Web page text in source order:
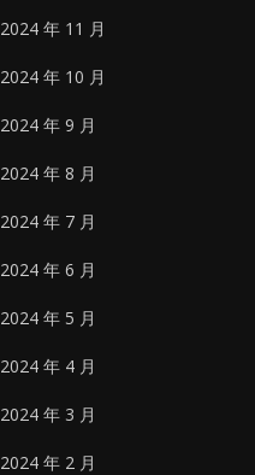
2024 年 11 月
2024 年 10 月
2024 年 9 月
2024 年 8 月
2024 年 7 月
2024 年 6 月
2024 年 5 月
2024 年 4 月
2024 年 3 月
2024 年 2 月